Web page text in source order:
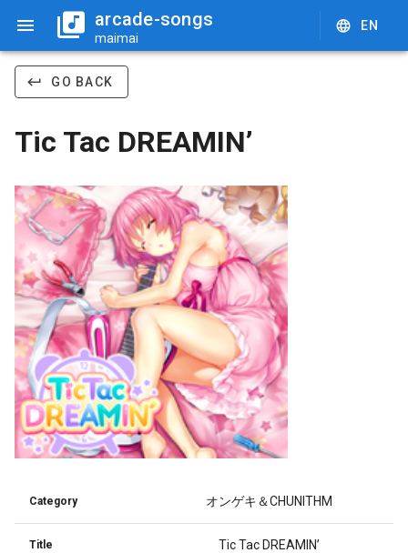
arcade-songs
maimai
EN
GO BACK
Tic Tac DREAMIN’
Category オンゲキ＆CHUNITHM
Title Tic Tac DREAMIN’